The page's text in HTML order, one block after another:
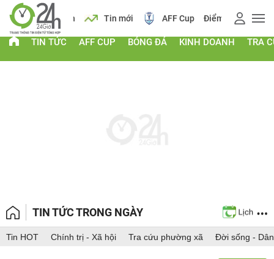
Lịch Tin mới AFF Cup Điểm chuẩn 2026
TIN TỨC AFF CUP BÓNG ĐÁ KINH DOANH TRA
TIN TỨC TRONG NGÀY
Tin HOT Chính trị - Xã hội Tra cứu phường xã Đời sống -